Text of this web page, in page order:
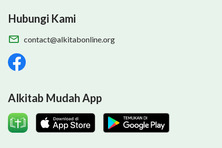
Hubungi Kami
contact@alkitabonline.org
Alkitab Mudah App